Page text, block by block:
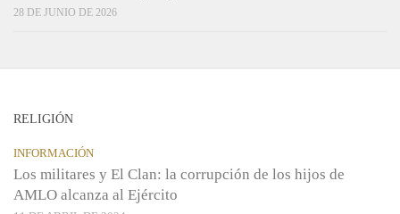
28 DE JUNIO DE 2026
RELIGIÓN
INFORMACIÓN
Los militares y El Clan: la corrupción de los hijos de
AMLO alcanza al Ejército